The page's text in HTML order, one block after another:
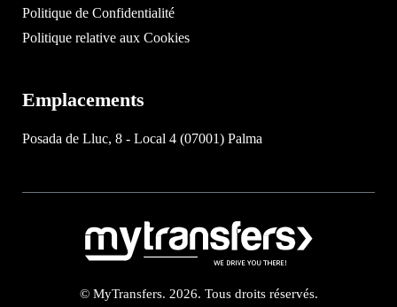
Politique de Confidentialité
Politique relative aux Cookies
Emplacements
Posada de Lluc, 8 - Local 4 (07001) Palma
© MyTransfers. 2026. Tous droits réservés.